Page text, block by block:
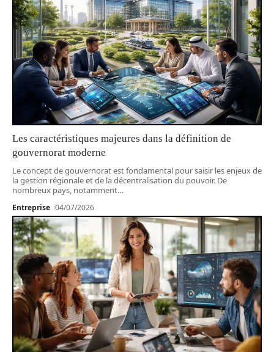
Les caractéristiques majeures dans la définition de
gouvernorat moderne
Le concept de gouvernorat est fondamental pour saisir les enjeux de
la gestion régionale et de la décentralisation du pouvoir. De
nombreux pays, notamment…
Entreprise 04/07/2026